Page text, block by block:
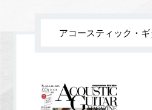
アコースティック・